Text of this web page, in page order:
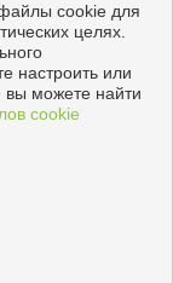
cookie для
целях.
настроить или
можете найти
cookie